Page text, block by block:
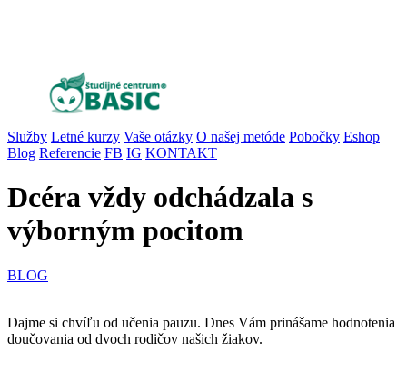
Služby Letné kurzy Vaše otázky O našej metóde Pobočky Eshop
Blog Referencie FB IG KONTAKT
Dcéra vždy odchádzala s
výborným pocitom
BLOG
Dajme si chvíľu od učenia pauzu. Dnes Vám prinášame hodnotenia
doučovania od dvoch rodičov našich žiakov.